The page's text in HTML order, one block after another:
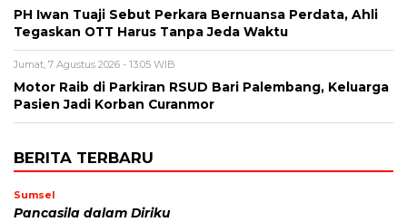
PH Iwan Tuaji Sebut Perkara Bernuansa Perdata, Ahli
Tegaskan OTT Harus Tanpa Jeda Waktu
Jumat, 7 Agustus 2026 - 13:05 WIB
Motor Raib di Parkiran RSUD Bari Palembang, Keluarga
Pasien Jadi Korban Curanmor
BERITA TERBARU
Sumsel
Pancasila dalam Diriku